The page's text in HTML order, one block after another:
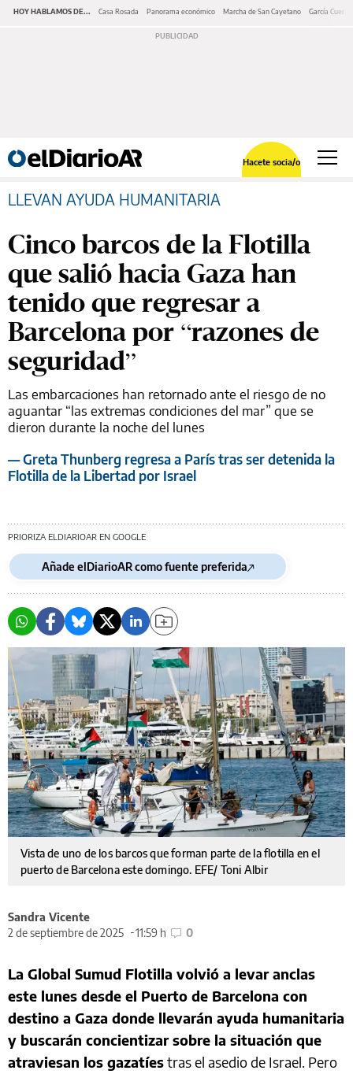
HOY HABLAMOS DE... Casa Rosada Panorama económico Marcha de San Cayetano García Cuerva
Hacete socia/o
LLEVAN AYUDA HUMANITARIA
Cinco barcos de la Flotilla
que salió hacia Gaza han
tenido que regresar a
Barcelona por “razones de
seguridad”
Las embarcaciones han retornado ante el riesgo de no
aguantar “las extremas condiciones del mar” que se
dieron durante la noche del lunes
— Greta Thunberg regresa a París tras ser detenida la
Flotilla de la Libertad por Israel
PRIORIZA ELDIARIOAR EN GOOGLE
Añade elDiarioAR como fuente preferida
Vista de uno de los barcos que forman parte de la flotilla en el
puerto de Barcelona este domingo. EFE/ Toni Albir
Sandra Vicente
2 de septiembre de 2025
11:59 h 0
La Global Sumud Flotilla volvió a levar anclas
este lunes desde el Puerto de Barcelona con
destino a Gaza donde llevarán ayuda humanitaria
y buscarán concientizar sobre la situación que
atraviesan los gazatíestras el asedio de Israel. Pero